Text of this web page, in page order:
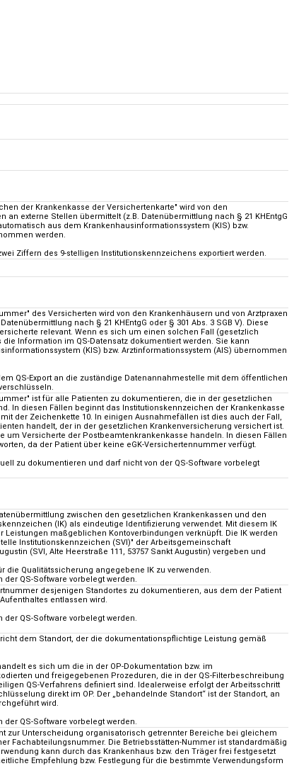
der Krankenkasse der Versichertenkarte" wird von den
an externe Stellen übermittelt (z.B. Datenübermittlung nach § 21 KHEntgG
aus dem Krankenhausinformationssystem (KIS) bzw.
werden.
Ziffern des 9-stelligen Institutionskennzeichens exportiert werden.
des Versicherten wird von den Krankenhäusern und von Arztpraxen
nach § 21 KHEntgG oder § 301 Abs. 3 SGB V). Diese
relevant. Wenn es sich um einen solchen Fall (gesetzlich
Information im QS-Datensatz dokumentiert werden. Sie kann
(KIS) bzw. Arztinformationssystem (AIS) übernommen
QS-Export an die zuständige Datenannahmestelle mit dem öffentlichen
ist für alle Patienten zu dokumentieren, die in der gesetzlichen
In diesen Fällen beginnt das Institutionskennzeichen der Krankenkasse
der Zeichenkette 10. In einigen Ausnahmefällen ist dies auch der Fall,
handelt, der in der gesetzlichen Krankenversicherung versichert ist.
um Versicherte der Postbeamtenkrankenkasse handeln. In diesen Fällen
da der Patient über keine eGK-Versichertennummer verfügt.
zu dokumentieren und darf nicht von der QS-Software vorbelegt
zwischen den gesetzlichen Krankenkassen und den
(IK) als eindeutige Identifizierung verwendet. Mit diesem IK
Leistungen maßgeblichen Kontoverbindungen verknüpft. Die IK werden
Institutionskennzeichen (SVI)" der Arbeitsgemeinschaft
(SVI, Alte Heerstraße 111, 53757 Sankt Augustin) vergeben und
die Qualitätssicherung angegebene IK zu verwenden.
der QS-Software vorbelegt werden.
desjenigen Standortes zu dokumentieren, aus dem der Patient
entlassen wird.
der QS-Software vorbelegt werden.
dem Standort, der die dokumentationspflichtige Leistung gemäß
es sich um die in der OP-Dokumentation bzw. im
und freigegebenen Prozeduren, die in der QS-Filterbeschreibung
QS-Verfahrens definiert sind. Idealerweise erfolgt der Arbeitsschritt
direkt im OP. Der „behandelnde Standort“ ist der Standort, an
wird.
der QS-Software vorbelegt werden.
zur Unterscheidung organisatorisch getrennter Bereiche bei gleichem
Fachabteilungsnummer. Die Betriebsstätten-Nummer ist standardmäßig
kann durch das Krankenhaus bzw. den Träger frei festgesetzt
Empfehlung bzw. Festlegung für die bestimmte Verwendungsform